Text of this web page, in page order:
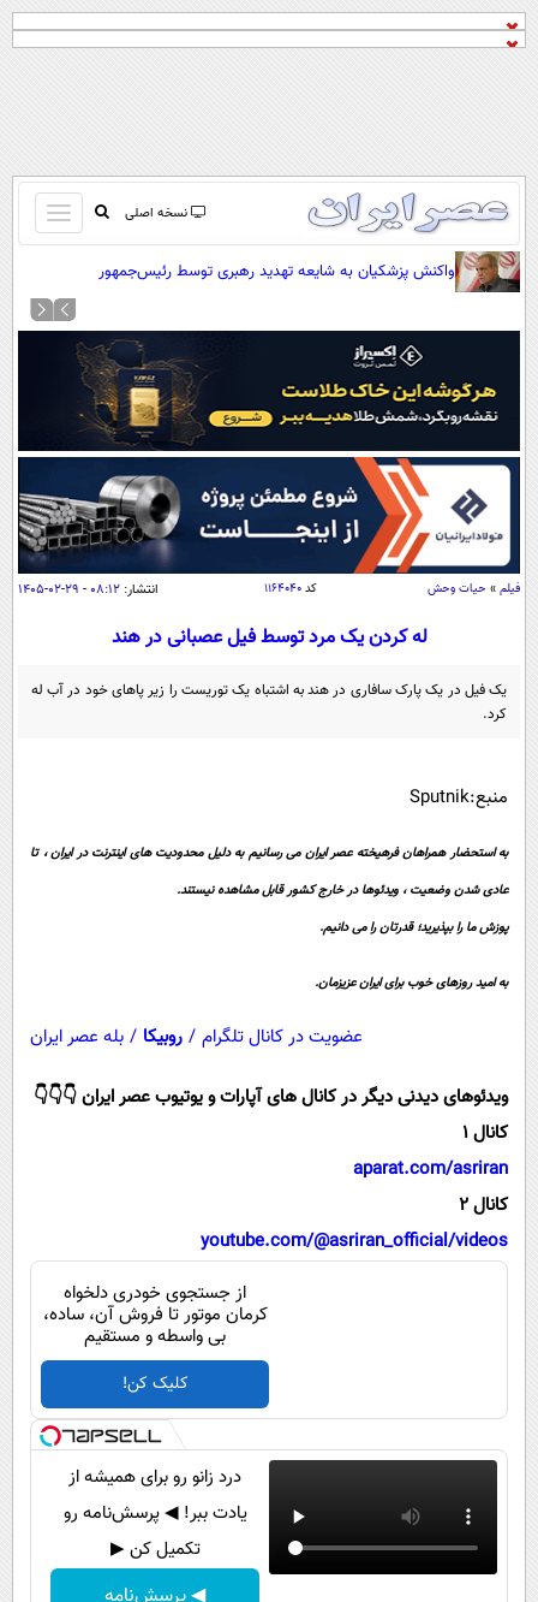
نسخه اصلی
باز
و
کردن
صفحه اول
آرشیو
نظرسنجی
آب و هوا
اوقات شرعی
سواد زندگی
اقتصاد
اقتصادی
جامعه
محیط زیست
سفر و تفریح
سیاست
سرگرمی
محیط زیست
سلامت
بین الملل
خواندنی ها و دیدنی ها
داستان کوتاه
پیامک
واکنش پزشکیان به شایعه تهدید رهبری توسط رئیس‌جمهور
فیلم » حیات وحش کد۱۱۶۴۰۴۰ انتشار: ۰۸:۱۲ - ۲۹-۰۲-۱۴۰۵
له کردن یک مرد توسط فیل عصبانی در هند
یک فیل در یک پارک سافاری در هند به اشتباه یک توریست را زیر پاهای خود در آب له
کرد.
منبع:Sputnik
به استحضار همراهان فرهیخته عصر ایران می رسانیم به دلیل محدودیت های اینترنت در ایران ، تا
عادی شدن وضعیت ، ویدئوها در خارج کشور قابل مشاهده نیستند.
پوزش ما را بپذیرید؛ قدرتان را می دانیم.
به امید روزهای خوب برای ایران عزیزمان.
عضویت در کانال تلگرام / روبیکا / بله عصر ایران
ویدئوهای دیدنی دیگر در کانال های آپارات و یوتیوب عصر ایران 👇👇👇
کانال 1
aparat.com/asriran
کانال 2
youtube.com/@asriran_official/videos
از جستجوی خودری دلخواه
کرمان موتور تا فروش آن، ساده،
بی واسطه و مستقیم
کلیک کن!
درد زانو رو برای همیشه از
یادت ببر! ◀ پرسش‌نامه رو
تکمیل کن ▶